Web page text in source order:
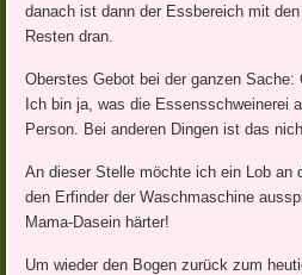
danach ist dann der Essbereich mit
Resten dran.
Oberstes Gebot bei der ganzen Sache:
Ich bin ja, was die Essensschweinerei
Person. Bei anderen Dingen ist das
An dieser Stelle möchte ich ein Lob an
den Erfinder der Waschmaschine
Mama-Dasein härter!
Um wieder den Bogen zurück zum